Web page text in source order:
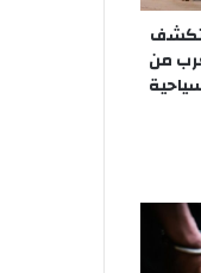
تكشف
من